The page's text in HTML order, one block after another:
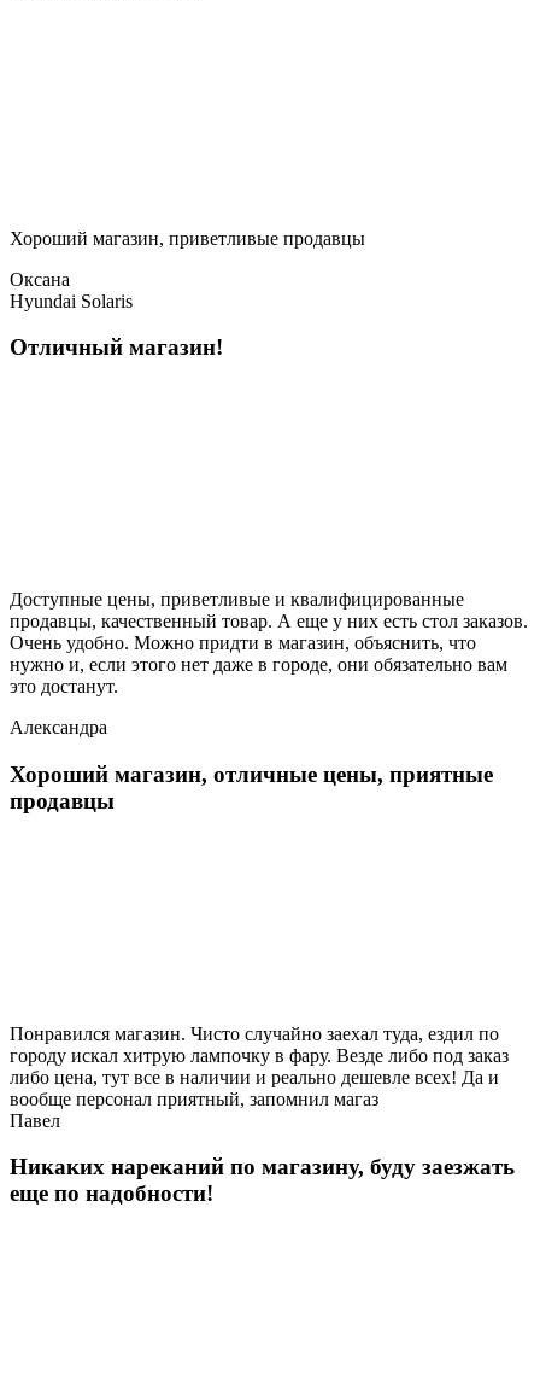
Хороший магазин, приветливые продавцы
Оксана
Hyundai Solaris
Отличный магазин!
Доступные цены, приветливые и квалифицированные
продавцы, качественный товар. А еще у них есть стол заказов.
Очень удобно. Можно придти в магазин, объяснить, что
нужно и, если этого нет даже в городе, они обязательно вам
это достанут.
Александра
Хороший магазин, отличные цены, приятные
продавцы
Понравился магазин. Чисто случайно заехал туда, ездил по
городу искал хитрую лампочку в фару. Везде либо под заказ
либо цена, тут все в наличии и реально дешевле всех! Да и
вообще персонал приятный, запомнил магаз
Павел
Никаких нареканий по магазину, буду заезжать
еще по надобности!